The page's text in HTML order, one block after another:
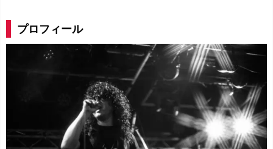
プロフィール